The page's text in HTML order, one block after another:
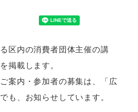
区内の消費者団体主催の講
掲載します。
案内・参加者の募集は、「広
も、お知らせしています。